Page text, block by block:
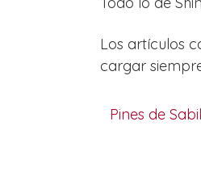
Los artículos
cargar
Pines de